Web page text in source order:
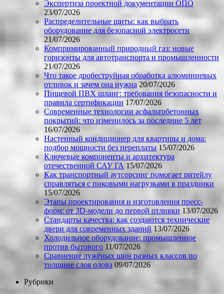
Экспертиза проектной документации ОПО
23/07/2026
Распределительные щиты: как выбрать
оборудование для безопасной электросети
21/07/2026
Компримированный природный газ: новые
горизонты для автотранспорта и промышленности
21/07/2026
Что такое дробеструйная обработка алюминиевых
отливок и зачем она нужна 20/07/2026
Пищевой ПВХ шланг: требования безопасности и
правила сертификации 17/07/2026
Современные технологии асфальтобетонных
покрытий: что изменилось за последние 5 лет
16/07/2026
Настенный кондиционер для квартиры и дома:
подбор мощности без переплаты 15/07/2026
Ключевые компоненты и архитектура
отечественной САУ ГА 15/07/2026
Как транспортный аутсорсинг помогает ритейлу
справляться с пиковыми нагрузками в праздники
15/07/2026
Этапы проектирования и изготовления пресс-
форм: от 3D-модели до первой отливки 13/07/2026
Стандарты качества: как создаются технические
двери для современных зданий 13/07/2026
Холодильное оборудование: промышленное
против бытового 11/07/2026
Сравнение лужёных шин разных классов по
толщине слоя олова 09/07/2026
Рубрики